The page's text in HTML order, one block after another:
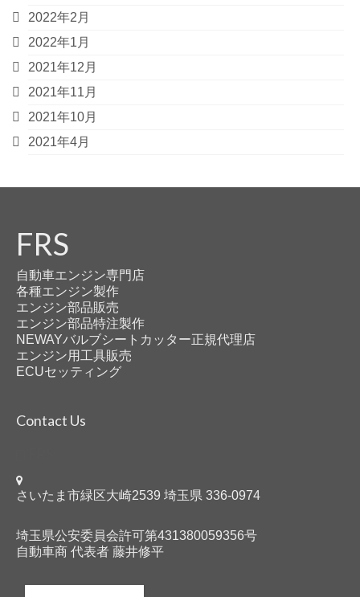
2022年2月
2022年1月
2021年12月
2021年11月
2021年10月
2021年4月
FRS
自動車エンジン専門店
各種エンジン製作
エンジン部品販売
エンジン部品特注製作
NEWAYバルブシートカッター正規代理店
エンジン用工具販売
ECUセッティング
Contact Us
さいたま市緑区大崎2539 埼玉県 336-0974
埼玉県公安委員会許可第431380059356号
自動車商 代表者 藤井修平